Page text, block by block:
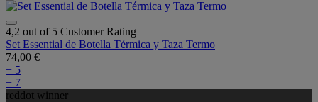
4,2 out of 5 Customer Rating
Set Essential de Botella Térmica y Taza Termo
74,00 €
+ 5
+ 7
reddot winner